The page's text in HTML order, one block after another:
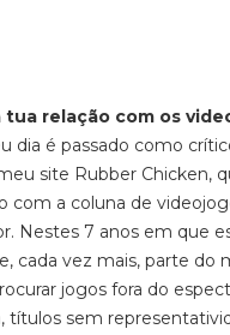
tua relação com os
dia é passado como
site Rubber Chicken,
com a coluna de
Nestes 7 anos em que
cada vez mais, parte do
jogos fora do
títulos sem